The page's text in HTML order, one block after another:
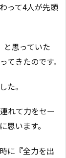
って4人が先頭
と思っていた
てきたのです。
た。
れて力をセー
思います。
に『全力を出